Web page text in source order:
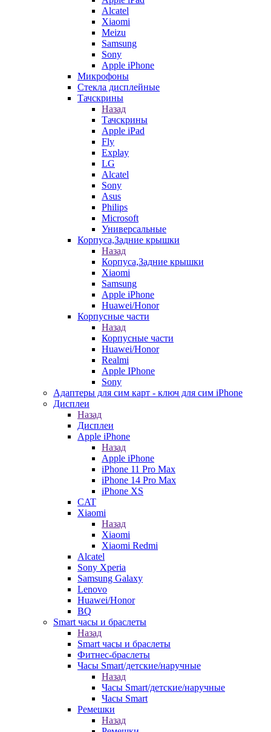
Alcatel
Xiaomi
Meizu
Samsung
Sony
Apple iPhone
Микрофоны
Стекла дисплейные
Тачскрины
Назад
Тачскрины
Apple iPad
Fly
Explay
LG
Alcatel
Sony
Asus
Philips
Microsoft
Универсальные
Корпуса,Задние крышки
Назад
Корпуса,Задние крышки
Xiaomi
Samsung
Apple iPhone
Huawei/Honor
Корпусные части
Назад
Корпусные части
Huawei/Honor
Realmi
Apple IPhone
Sony
Адаптеры для сим карт - ключ для сим iPhone
Дисплеи
Назад
Дисплеи
Apple iPhone
Назад
Apple iPhone
iPhone 11 Pro Max
iPhone 14 Pro Max
iPhone XS
CAT
Xiaomi
Назад
Xiaomi
Xiaomi Redmi
Alcatel
Sony Xperia
Samsung Galaxy
Lenovo
Huawei/Honor
BQ
Smart часы и браслеты
Назад
Smart часы и браслеты
Фитнес-браслеты
Часы Smart/детские/наручные
Назад
Часы Smart/детские/наручные
Часы Smart
Ремешки
Назад